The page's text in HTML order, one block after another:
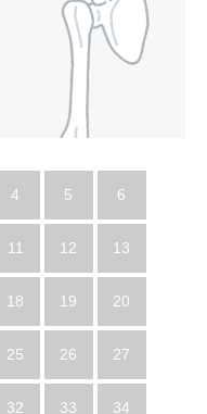
4 5 6
11 12 13
18 19 20
25 26 27
32 33 34